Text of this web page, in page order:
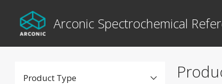
Arconic Spectrochemical
Product Type